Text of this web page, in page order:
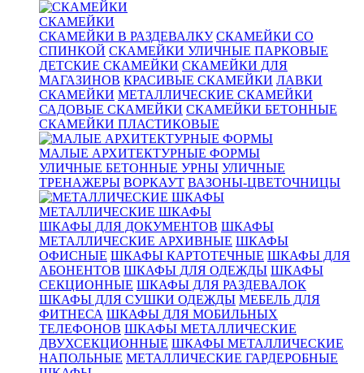
СКАМЕЙКИ
СКАМЕЙКИ В РАЗДЕВАЛКУ СКАМЕЙКИ СО
СПИНКОЙ СКАМЕЙКИ УЛИЧНЫЕ ПАРКОВЫЕ
ДЕТСКИЕ СКАМЕЙКИ СКАМЕЙКИ ДЛЯ
МАГАЗИНОВ КРАСИВЫЕ СКАМЕЙКИ ЛАВКИ
СКАМЕЙКИ МЕТАЛЛИЧЕСКИЕ СКАМЕЙКИ
САДОВЫЕ СКАМЕЙКИ СКАМЕЙКИ БЕТОННЫЕ
СКАМЕЙКИ ПЛАСТИКОВЫЕ
МАЛЫЕ АРХИТЕКТУРНЫЕ ФОРМЫ
УЛИЧНЫЕ БЕТОННЫЕ УРНЫ УЛИЧНЫЕ
ТРЕНАЖЕРЫ ВОРКАУТ ВАЗОНЫ-ЦВЕТОЧНИЦЫ
МЕТАЛЛИЧЕСКИЕ ШКАФЫ
ШКАФЫ ДЛЯ ДОКУМЕНТОВ ШКАФЫ
МЕТАЛЛИЧЕСКИЕ АРХИВНЫЕ ШКАФЫ
ОФИСНЫЕ ШКАФЫ КАРТОТЕЧНЫЕ ШКАФЫ ДЛЯ
АБОНЕНТОВ ШКАФЫ ДЛЯ ОДЕЖДЫ ШКАФЫ
СЕКЦИОННЫЕ ШКАФЫ ДЛЯ РАЗДЕВАЛОК
ШКАФЫ ДЛЯ СУШКИ ОДЕЖДЫ МЕБЕЛЬ ДЛЯ
ФИТНЕСА ШКАФЫ ДЛЯ МОБИЛЬНЫХ
ТЕЛЕФОНОВ ШКАФЫ МЕТАЛЛИЧЕСКИЕ
ДВУХСЕКЦИОННЫЕ ШКАФЫ МЕТАЛЛИЧЕСКИЕ
НАПОЛЬНЫЕ МЕТАЛЛИЧЕСКИЕ ГАРДЕРОБНЫЕ